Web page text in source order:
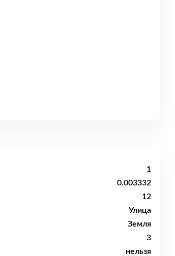
1
0.003332
12
Улица
Земля
3
нельзя